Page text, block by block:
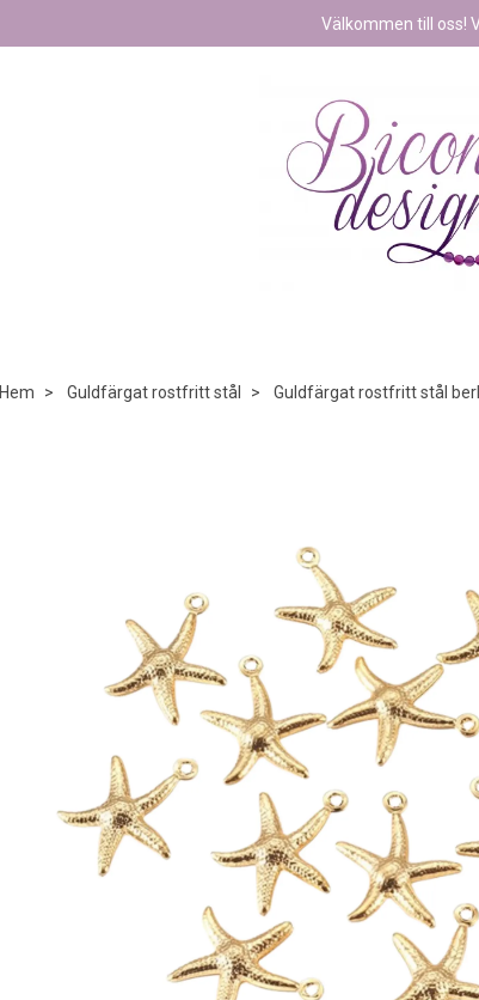
Välkommen till oss!
Hem Guldfärgat rostfritt stål Guldfärgat rostfritt stål